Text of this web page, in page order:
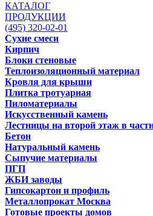
КАТАЛОГ
ПРОДУКЦИИ
(495) 320-02-01
Сухие смеси
Кирпич
Блоки стеновые
Теплоизоляционный материал
Кровля для крыши
Плитка тротуарная
Пиломатериалы
Искусственный камень
Лестницы на второй этаж в
Бетон
Натуральный камень
Сыпучие материалы
ПГП
ЖБИ заводы
Гипсокартон и профиль
Металлопрокат Москва
Готовые проекты домов